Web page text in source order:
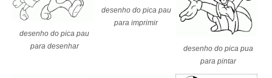
desenho do pica pau
para desenhar
desenho do pica pau
para imprimir
desenho do pica pua
para pintar